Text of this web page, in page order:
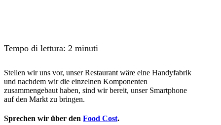
Tempo di lettura: 2 minuti
Stellen wir uns vor, unser Restaurant wäre eine Handyfabrik
und nachdem wir die einzelnen Komponenten
zusammengebaut haben, sind wir bereit, unser Smartphone
auf den Markt zu bringen.
Sprechen wir über den Food Cost.